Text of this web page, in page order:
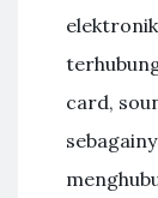
card,